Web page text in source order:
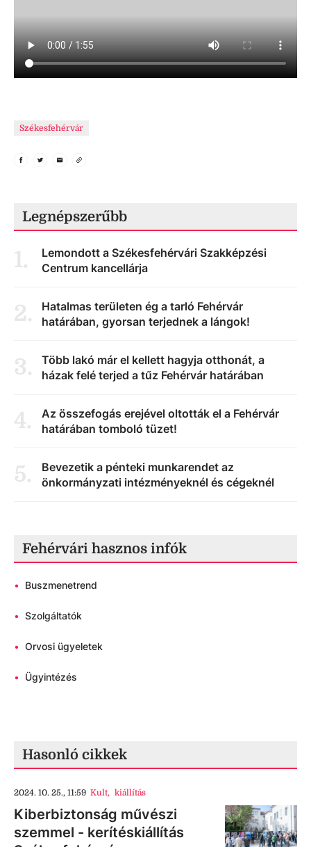
Székesfehérvár
Legnépszerűbb
1.
Lemondott a Székesfehérvári Szakképzési
Centrum kancellárja
2.
Hatalmas területen ég a tarló Fehérvár
határában, gyorsan terjednek a lángok!
3.
Több lakó már el kellett hagyja otthonát, a
házak felé terjed a tűz Fehérvár határában
4.
Az összefogás erejével oltották el a Fehérvár
határában tomboló tüzet!
5.
Bevezetik a pénteki munkarendet az
önkormányzati intézményeknél és cégeknél
Fehérvári hasznos infók
• Buszmenetrend
• Szolgáltatók
• Orvosi ügyeletek
• Ügyintézés
Hasonló cikkek
2024. 10. 25., 11:59 Kult, kiállítás
Kiberbiztonság művészi
szemmel - kerítéskiállítás